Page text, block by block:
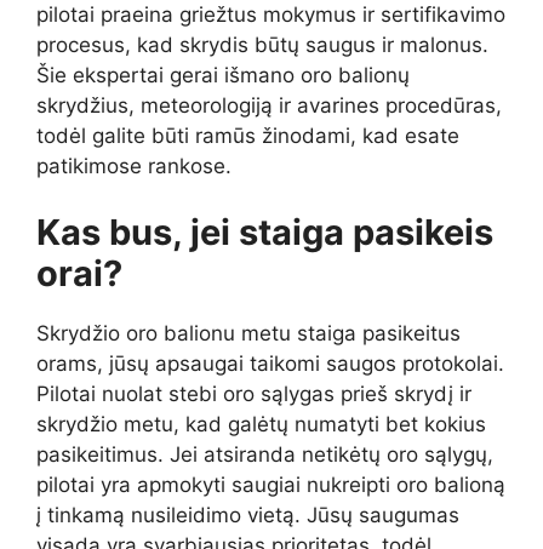
pilotai praeina griežtus mokymus ir sertifikavimo
procesus, kad skrydis būtų saugus ir malonus.
Šie ekspertai gerai išmano oro balionų
skrydžius, meteorologiją ir avarines procedūras,
todėl galite būti ramūs žinodami, kad esate
patikimose rankose.
Kas bus, jei staiga pasikeis
orai?
Skrydžio oro balionu metu staiga pasikeitus
orams, jūsų apsaugai taikomi saugos protokolai.
Pilotai nuolat stebi oro sąlygas prieš skrydį ir
skrydžio metu, kad galėtų numatyti bet kokius
pasikeitimus. Jei atsiranda netikėtų oro sąlygų,
pilotai yra apmokyti saugiai nukreipti oro balioną
į tinkamą nusileidimo vietą. Jūsų saugumas